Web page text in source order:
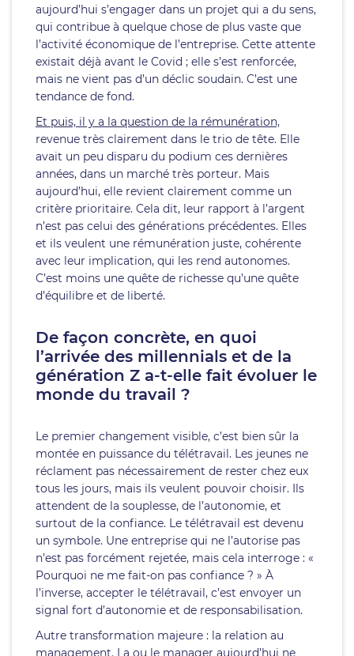
aujourd’hui s’engager dans un projet qui a du sens,
qui contribue à quelque chose de plus vaste que
l’activité économique de l’entreprise. Cette attente
existait déjà avant le Covid ; elle s’est renforcée,
mais ne vient pas d’un déclic soudain. C’est une
tendance de fond.
Et puis, il y a la question de la rémunération,
revenue très clairement dans le trio de tête. Elle
avait un peu disparu du podium ces dernières
années, dans un marché très porteur. Mais
aujourd’hui, elle revient clairement comme un
critère prioritaire. Cela dit, leur rapport à l’argent
n’est pas celui des générations précédentes. Elles
et ils veulent une rémunération juste, cohérente
avec leur implication, qui les rend autonomes.
C’est moins une quête de richesse qu’une quête
d’équilibre et de liberté.
De façon concrète, en quoi
l’arrivée des millennials et de la
génération Z a-t-elle fait évoluer le
monde du travail ?
Le premier changement visible, c’est bien sûr la
montée en puissance du télétravail. Les jeunes ne
réclament pas nécessairement de rester chez eux
tous les jours, mais ils veulent pouvoir choisir. Ils
attendent de la souplesse, de l’autonomie, et
surtout de la confiance. Le télétravail est devenu
un symbole. Une entreprise qui ne l’autorise pas
n’est pas forcément rejetée, mais cela interroge : «
Pourquoi ne me fait-on pas confiance ? » À
l’inverse, accepter le télétravail, c’est envoyer un
signal fort d’autonomie et de responsabilisation.
Autre transformation majeure : la relation au
management. La ou le manager aujourd’hui ne